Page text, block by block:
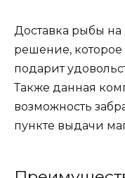
Доставка рыбы на
решение,
подарит
Также данная
возможность
пункте выдачи